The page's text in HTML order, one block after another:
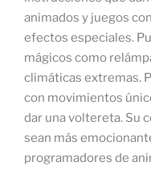
animados y juegos
efectos especiales.
mágicos como
climáticas extremas.
con movimientos
dar una voltereta. Su
sean más
programadores de